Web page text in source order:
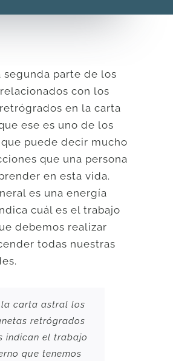
segunda parte de los
con los
en la carta
ese es uno de los
puede decir mucho
que una persona
en esta vida.
es una energía
cuál es el trabajo
debemos realizar
todas nuestras
la carta astral los
retrógrados
indican el trabajo
que tenemos